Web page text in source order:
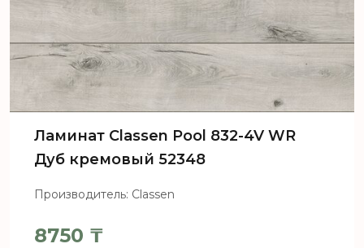
Ламинат Сlassen Pool 832-4V WR
Дуб кремовый 52348
Производитель: Classen
8750 ₸